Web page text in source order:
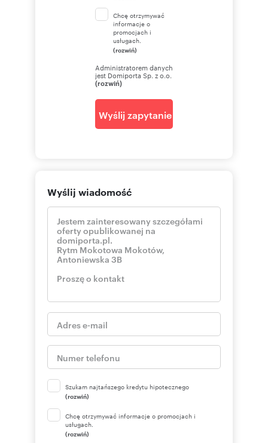
Chcę otrzymywać
informacje o
promocjach i
usługach.
(rozwiń)
Administratorem danych
jest Domiporta Sp. z o.o.
(rozwiń)
Wyślij zapytanie
Wyślij wiadomość
Szukam najtańszego kredytu hipotecznego
(rozwiń)
Chcę otrzymywać informacje o promocjach i
usługach.
(rozwiń)